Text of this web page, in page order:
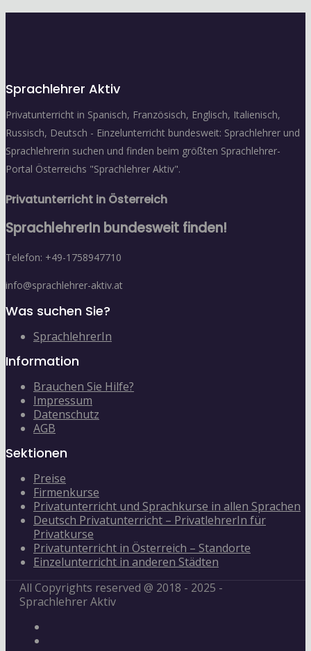
Sprachlehrer Aktiv
Privatunterricht in Spanisch, Französisch, Englisch, Italienisch,
Russisch, Deutsch - Einzelunterricht bundesweit: Sprachlehrer und
Sprachlehrerin suchen und finden beim größten Sprachlehrer-
Portal Österreichs "Sprachlehrer Aktiv".
Privatunterricht in Österreich
SprachlehrerIn bundesweit finden!
Telefon: +49-1758947710
info@sprachlehrer-aktiv.at
Was suchen Sie?
SprachlehrerIn
Information
Brauchen Sie Hilfe?
Impressum
Datenschutz
AGB
Sektionen
Preise
Firmenkurse
Privatunterricht und Sprachkurse in allen Sprachen
Deutsch Privatunterricht – PrivatlehrerIn für
Privatkurse
Privatunterricht in Österreich – Standorte
Einzelunterricht in anderen Städten
All Copyrights reserved @ 2018 - 2025 -
Sprachlehrer Aktiv